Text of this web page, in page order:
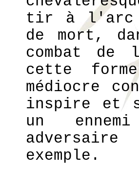
tir à l'arc
de mort,
combat de
cette
médiocre
inspire et
un
exemple.